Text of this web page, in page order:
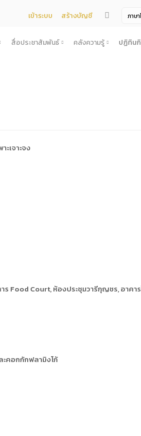
เข้าระบบ สร้างบัญชี
รอบ 6 เดือน
ลิกการจัดหา
สื่อประชาสัมพันธ์
ภาพถ่าย
คลังความรู้ ปฏิทิน
เจาะจง
Food Court, ห้องประชุมวารีกุญชร, อาคา
คอกกักฟลามิงโก้